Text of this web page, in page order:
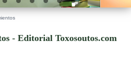
- Editorial Toxosoutos.com